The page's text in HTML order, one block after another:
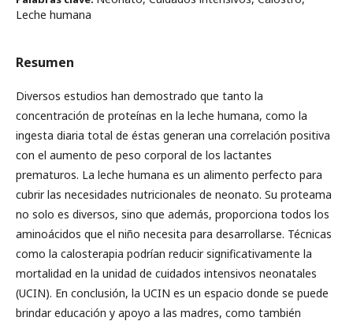
Leche humana
Resumen
Diversos estudios han demostrado que tanto la
concentración de proteínas en la leche humana, como la
ingesta diaria total de éstas generan una correlación positiva
con el aumento de peso corporal de los lactantes
prematuros. La leche humana es un alimento perfecto para
cubrir las necesidades nutricionales de neonato. Su proteama
no solo es diversos, sino que además, proporciona todos los
aminoácidos que el niño necesita para desarrollarse. Técnicas
como la calosterapia podrían reducir significativamente la
mortalidad en la unidad de cuidados intensivos neonatales
(UCIN). En conclusión, la UCIN es un espacio donde se puede
brindar educación y apoyo a las madres, como también